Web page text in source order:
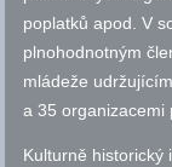
poplatkůapod. V
plnohodnotným
mládeže
a 35 organizacemi
Kulturně historický